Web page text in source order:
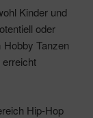
Kinder und
oder
Tanzen
erreicht
Hip-Hop